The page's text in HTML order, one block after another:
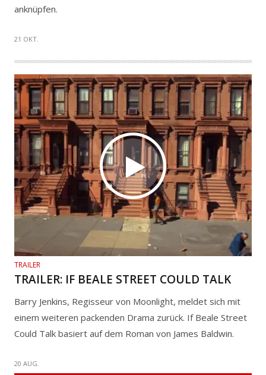
anknüpfen.
21 OKT.
TRAILER
TRAILER: IF BEALE STREET COULD TALK
Barry Jenkins, Regisseur von Moonlight, meldet sich mit
einem weiteren packenden Drama zurück. If Beale Street
Could Talk basiert auf dem Roman von James Baldwin.
20 AUG.